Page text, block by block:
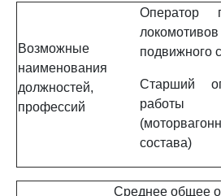
Возможные
наименования
должностей,
профессий
Оператор
подвижного
Старший
работы
состава)
Среднее общее